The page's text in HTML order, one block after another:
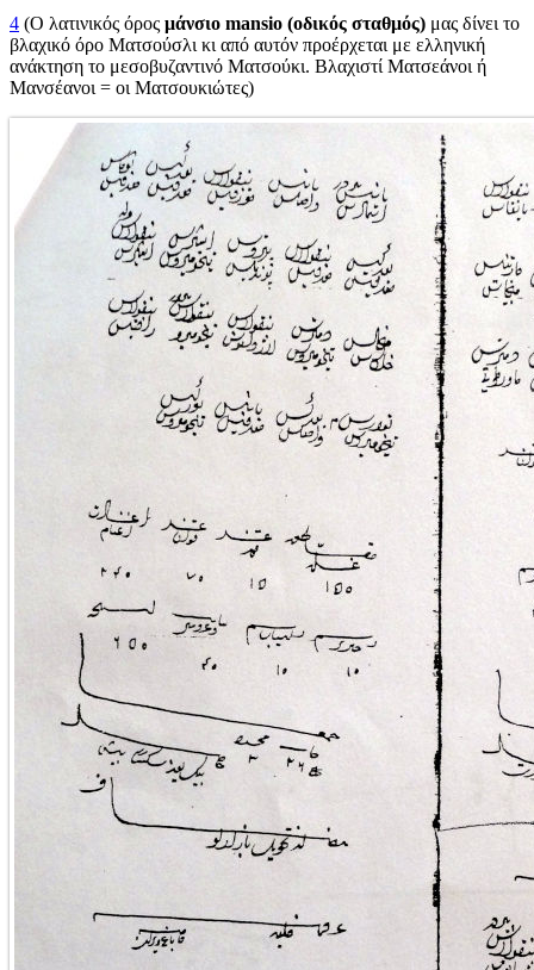
4 (Ο λατινικός όρος μάνσιο mansio (οδικός σταθμός) μας δίνει το
βλαχικό όρο Ματσούσλι κι από αυτόν προέρχεται με ελληνική
ανάκτηση το μεσοβυζαντινό Ματσούκι. Βλαχιστί Ματσεάνοι ή
Μανσέανοι = οι Ματσουκιώτες)